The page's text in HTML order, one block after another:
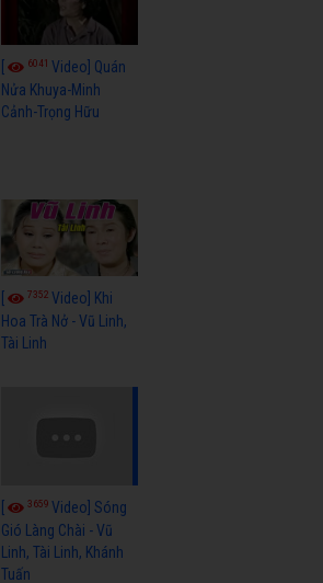
6041Video] Quán
Nửa Khuya-Minh
Cảnh-Trọng Hữu
7352Video] Khi
Hoa Trà Nở - Vũ Linh,
Tài Linh
3659Video] Sóng
Gió Làng Chài - Vũ
Linh, Tài Linh, Khánh
Tuấn